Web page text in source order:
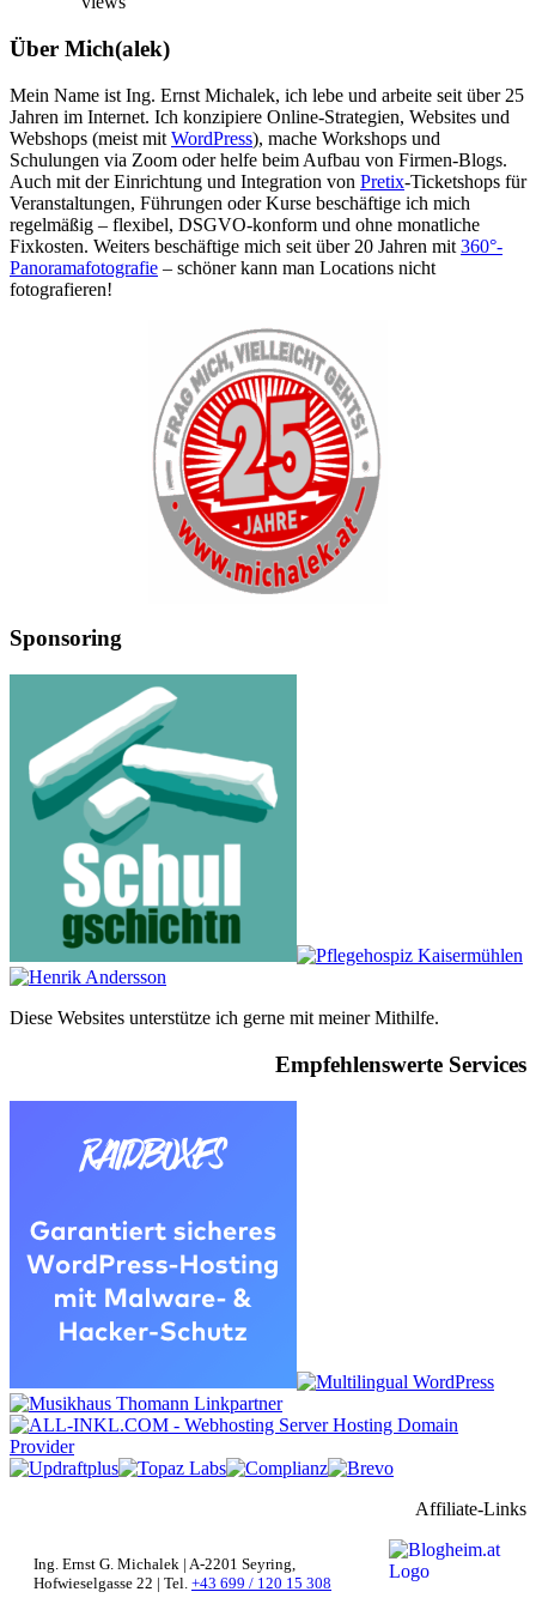
Über Mich(alek)
Mein Name ist Ing. Ernst Michalek, ich lebe und arbeite seit über 25
Jahren im Internet. Ich konzipiere Online-Strategien, Websites und
Webshops (meist mit WordPress), mache Workshops und
Schulungen via Zoom oder helfe beim Aufbau von Firmen-Blogs.
Auch mit der Einrichtung und Integration von Pretix-Ticketshops für
Veranstaltungen, Führungen oder Kurse beschäftige ich mich
regelmäßig – flexibel, DSGVO-konform und ohne monatliche
Fixkosten. Weiters beschäftige mich seit über 20 Jahren mit 360°-
Panoramafotografie – schöner kann man Locations nicht
fotografieren!
Sponsoring
Diese Websites unterstütze ich gerne mit meiner Mithilfe.
Empfehlenswerte Services
Affiliate-Links
Ing. Ernst G. Michalek | A-2201 Seyring,
Hofwieselgasse 22 | Tel. +43 699 / 120 15 308